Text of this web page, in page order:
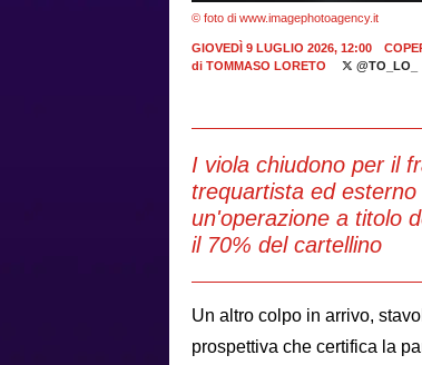
© foto di www.imagephotoagency.it
GIOVEDÌ 9 LUGLIO 2026, 12:00
di TOMMASO LORETO @TO_LO_
I viola chiudono per il
trequartista ed
un'operazione a titolo
il 70% del cartellino
Un altro colpo in arrivo,
prospettiva che certifica la